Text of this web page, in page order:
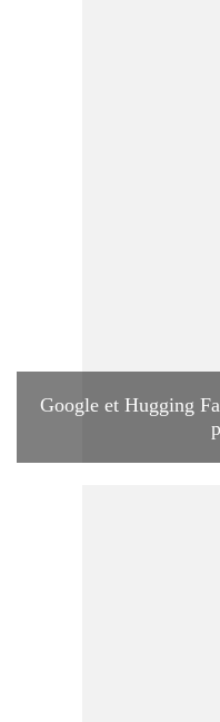
Google et Hugging